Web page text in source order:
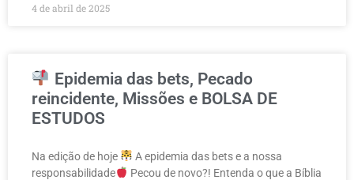
4 de abril de 2025
Epidemia das bets, Pecado
reincidente, Missões e BOLSA DE
ESTUDOS
Na edição de hoje
A epidemia das bets e a nossa
responsabilidade
Pecou de novo?! Entenda o que a Bíblia